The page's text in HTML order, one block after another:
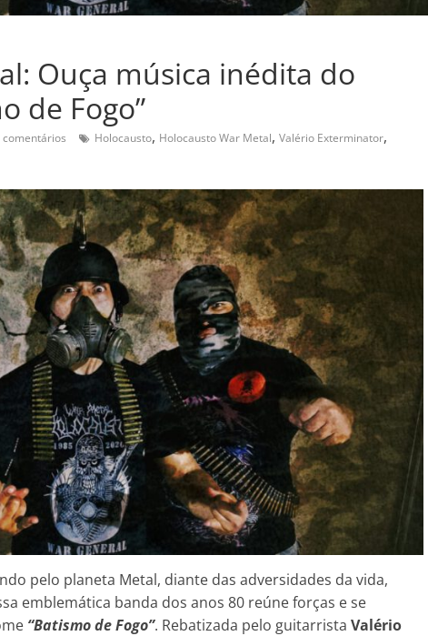
Ouça música inédita do
de Fogo”
comentários Holocausto, Holocausto War Metal, Valério Exterminator,
pelo planeta Metal, diante das adversidades da vida,
emblemática banda dos anos 80 reúne forças e se
“Batismo de Fogo”. Rebatizada pelo guitarrista Valério